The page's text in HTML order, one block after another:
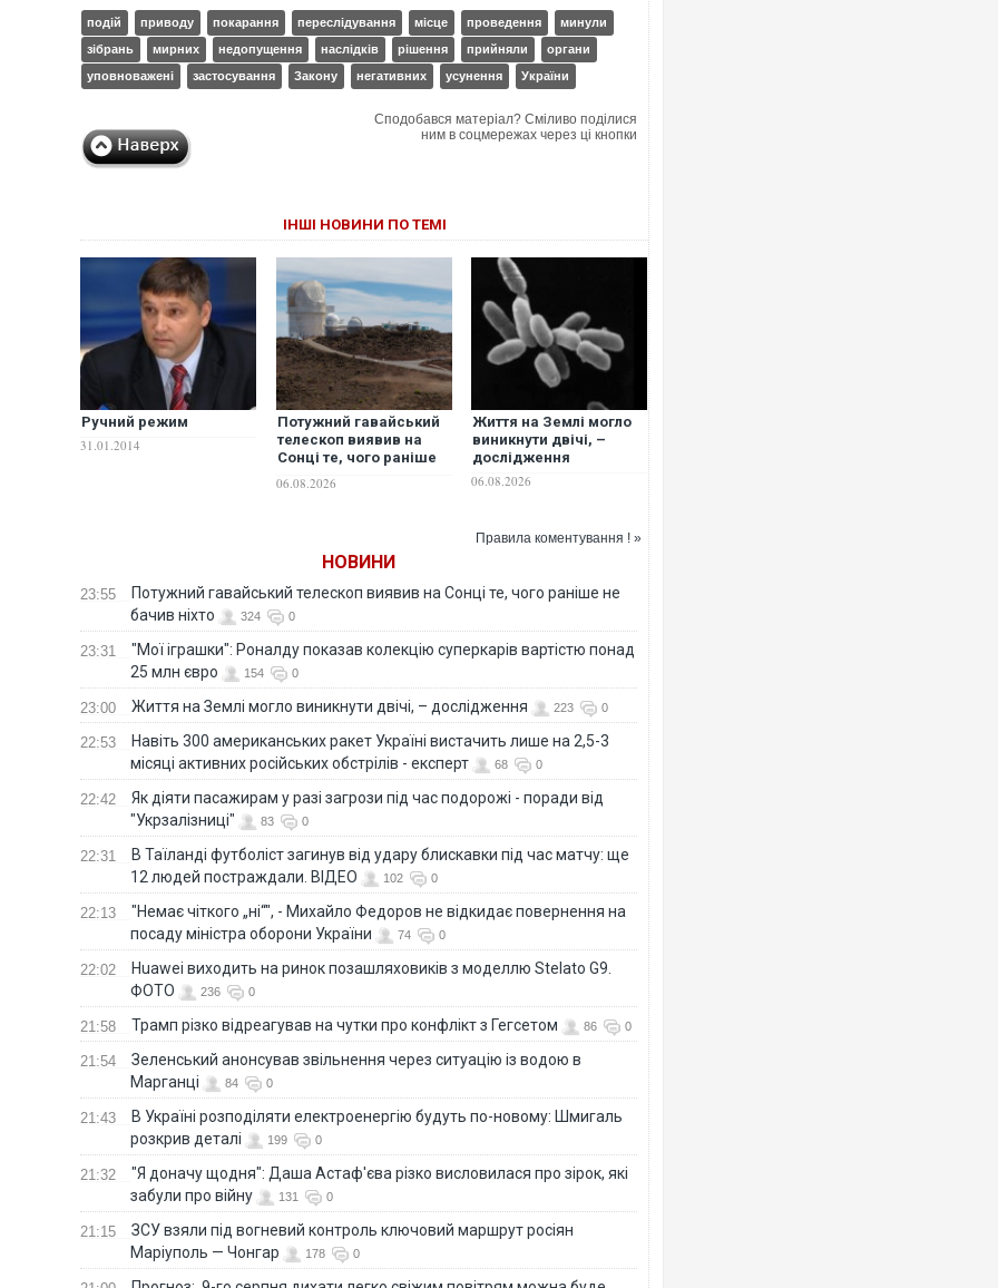
подій приводу покарання переслідування місце проведення
минули
зібрань
мирних недопущення наслідків рішення прийняли
органи
уповноважені
застосування Закону негативних усунення України
Сподобався матеріал? Сміливо поділися
ним в соцмережах через ці кнопки
ІНШІ НОВИНИ ПО ТЕМІ
Ручний режим
31.01.2014
Потужний гавайський
телескоп виявив на
Сонці те, чого раніше
06.08.2026
Життя на Землі могло
виникнути двічі, –
дослідження
06.08.2026
Правила коментування ! »
НОВИНИ
23:55
Потужний гавайський телескоп виявив на Сонці те, чого раніше не
бачив ніхто
324 0
23:31
"Мої іграшки": Роналду показав колекцію суперкарів вартістю понад
25 млн євро
154 0
23:00 Життя на Землі могло виникнути двічі, – дослідження 223 0
22:53
Навіть 300 американських ракет Україні вистачить лише на 2,5-3
місяці активних російських обстрілів - експерт
68 0
22:42
Як діяти пасажирам у разі загрози під час подорожі - поради від
"Укрзалізниці"
83 0
22:31
В Таїланді футболіст загинув від удару блискавки під час матчу: ще
12 людей постраждали. ВІДЕО
102 0
22:13
"Немає чіткого „ні“", - Михайло Федоров не відкидає повернення на
посаду міністра оборони України
74 0
22:02
Huawei виходить на ринок позашляховиків з моделлю Stelato G9.
ФОТО
236 0
21:58 Трамп різко відреагував на чутки про конфлікт з Гегсетом 86 0
21:54
Зеленський анонсував звільнення через ситуацію із водою в
Марганці
84 0
21:43
В Україні розподіляти електроенергію будуть по-новому: Шмигаль
розкрив деталі
199 0
21:32
"Я доначу щодня": Даша Астаф'єва різко висловилася про зірок, які
забули про війну
131 0
21:15
ЗСУ взяли під вогневий контроль ключовий маршрут росіян
Маріуполь — Чонгар
178 0